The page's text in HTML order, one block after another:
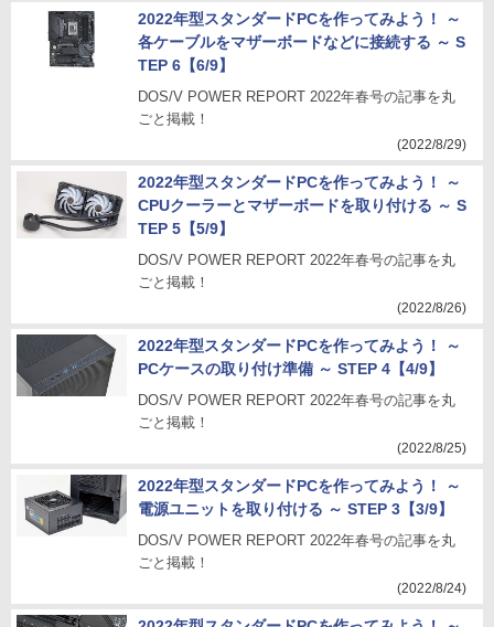
2022年型スタンダードPCを作ってみよう！ ～
各ケーブルをマザーボードなどに接続する ～ S
TEP 6【6/9】
DOS/V POWER REPORT 2022年春号の記事を丸
ごと掲載！
(2022/8/29)
2022年型スタンダードPCを作ってみよう！ ～
CPUクーラーとマザーボードを取り付ける ～ S
TEP 5【5/9】
DOS/V POWER REPORT 2022年春号の記事を丸
ごと掲載！
(2022/8/26)
2022年型スタンダードPCを作ってみよう！ ～
PCケースの取り付け準備 ～ STEP 4【4/9】
DOS/V POWER REPORT 2022年春号の記事を丸
ごと掲載！
(2022/8/25)
2022年型スタンダードPCを作ってみよう！ ～
電源ユニットを取り付ける ～ STEP 3【3/9】
DOS/V POWER REPORT 2022年春号の記事を丸
ごと掲載！
(2022/8/24)